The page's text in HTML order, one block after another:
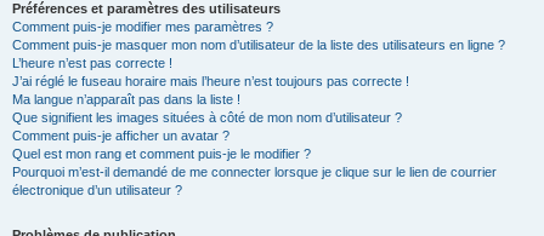
Préférences et paramètres des utilisateurs
Comment puis-je modifier mes paramètres ?
Comment puis-je masquer mon nom d’utilisateur de la liste des utilisateurs en ligne ?
L’heure n’est pas correcte !
J’ai réglé le fuseau horaire mais l’heure n’est toujours pas correcte !
Ma langue n’apparaît pas dans la liste !
Que signifient les images situées à côté de mon nom d’utilisateur ?
Comment puis-je afficher un avatar ?
Quel est mon rang et comment puis-je le modifier ?
Pourquoi m’est-il demandé de me connecter lorsque je clique sur le lien de courrier
électronique d’un utilisateur ?